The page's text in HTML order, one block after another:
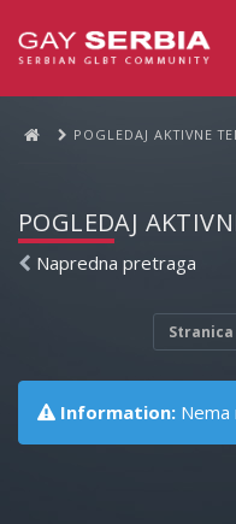
POGLEDAJ AKTIVNE
POGLEDAJ
Napredna pretraga
Stranica
Information: Nema